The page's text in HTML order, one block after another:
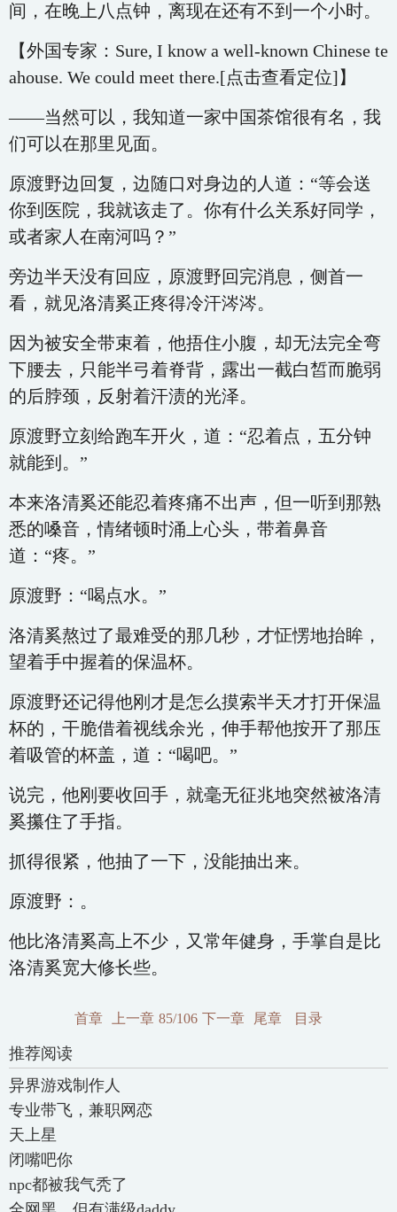
间，在晚上八点钟，离现在还有不到一个小时。
【外国专家：Sure, I know a well-known Chinese te
ahouse. We could meet there.[点击查看定位]】
——当然可以，我知道一家中国茶馆很有名，我
们可以在那里见面。
原渡野边回复，边随口对身边的人道：“等会送
你到医院，我就该走了。你有什么关系好同学，
或者家人在南河吗？”
旁边半天没有回应，原渡野回完消息，侧首一
看，就见洛清奚正疼得冷汗涔涔。
因为被安全带束着，他捂住小腹，却无法完全弯
下腰去，只能半弓着脊背，露出一截白皙而脆弱
的后脖颈，反射着汗渍的光泽。
原渡野立刻给跑车开火，道：“忍着点，五分钟
就能到。”
本来洛清奚还能忍着疼痛不出声，但一听到那熟
悉的嗓音，情绪顿时涌上心头，带着鼻音
道：“疼。”
原渡野：“喝点水。”
洛清奚熬过了最难受的那几秒，才怔愣地抬眸，
望着手中握着的保温杯。
原渡野还记得他刚才是怎么摸索半天才打开保温
杯的，干脆借着视线余光，伸手帮他按开了那压
着吸管的杯盖，道：“喝吧。”
说完，他刚要收回手，就毫无征兆地突然被洛清
奚攥住了手指。
抓得很紧，他抽了一下，没能抽出来。
原渡野：。
他比洛清奚高上不少，又常年健身，手掌自是比
洛清奚宽大修长些。
首章 上一章 85/106 下一章 尾章 目录
推荐阅读
异界游戏制作人
专业带飞，兼职网恋
天上星
闭嘴吧你
npc都被我气秃了